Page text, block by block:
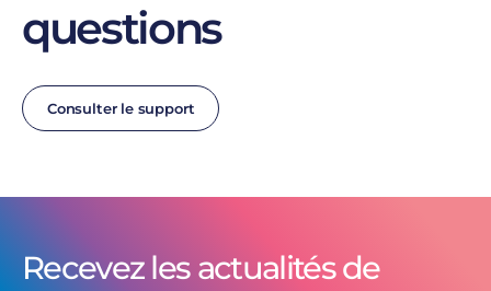
questions
Consulter le support
Recevez les actualités de